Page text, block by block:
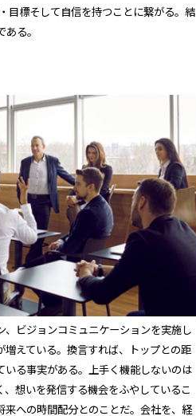
目標そして自信を持つことに繋がる。結
る。
ビジョンコミュニケーションを実施し
えている。換言すれば、トップとの距
る事実がある。上手く機能しないのは
想いを発信する機会をふやしているこ
への時間配分とのことだ。会社を、経